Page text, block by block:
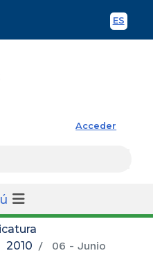
ES
Acceder
2010 06 - Junio